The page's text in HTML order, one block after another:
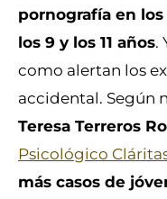
pornografía en
los 9 y los 11 años.
como alertan los
accidental. Según
Teresa Terreros
Psicológico
más casos de